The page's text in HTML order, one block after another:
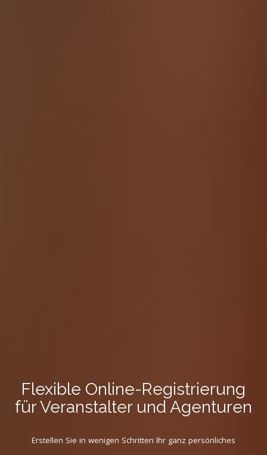
Flexible Online-Registrierung
für Veranstalter und Agenturen
Erstellen Sie in wenigen Schritten Ihr ganz persönliches